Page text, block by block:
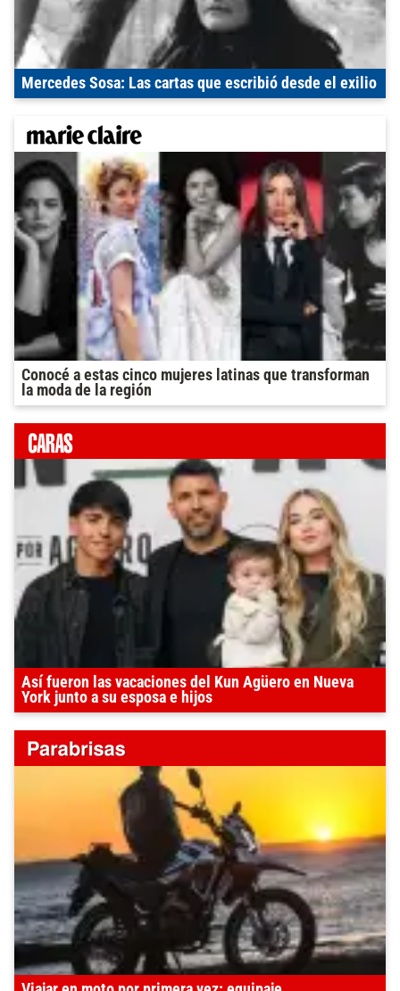
Mercedes Sosa: Las cartas que escribió desde el exilio
Conocé a estas cinco mujeres latinas que transforman
la moda de la región
Así fueron las vacaciones del Kun Agüero en Nueva
York junto a su esposa e hijos